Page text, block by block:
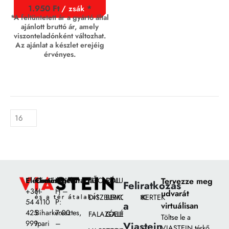
1.950 Ft/ zsák
*A feltüntetett ár a gyártó által
ajánlott bruttó ár, amely
viszonteladónként változhat.
Az ajánlat a készlet erejéig
érvényes.
Elérhetőségek:
+36
54
425
999
Címünk:
H-
4110
Biharkeresztes,
Ipari
Nyitvatartás
H –
P:
7:00
–
FŐOLDAL
DÍSZBURKOLATOK
FALAZÓELEMEK
RÓLUNK
BEMUTATÓKERTEK
GALÉRIA
Feliratkozás
a
Tervezze meg
udvarát
virtuálisan
Töltse le a